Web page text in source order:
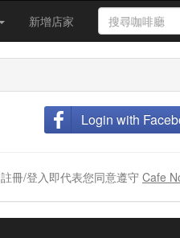
新增店家
Login with
註冊/登入即代表您同意遵守 Cafe